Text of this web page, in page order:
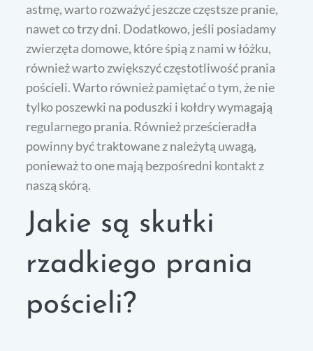
astmę, warto rozważyć jeszcze częstsze pranie,
nawet co trzy dni. Dodatkowo, jeśli posiadamy
zwierzęta domowe, które śpią z nami w łóżku,
również warto zwiększyć częstotliwość prania
pościeli. Warto również pamiętać o tym, że nie
tylko poszewki na poduszki i kołdry wymagają
regularnego prania. Również prześcieradła
powinny być traktowane z należytą uwagą,
ponieważ to one mają bezpośredni kontakt z
naszą skórą.
Jakie są skutki
rzadkiego prania
pościeli?